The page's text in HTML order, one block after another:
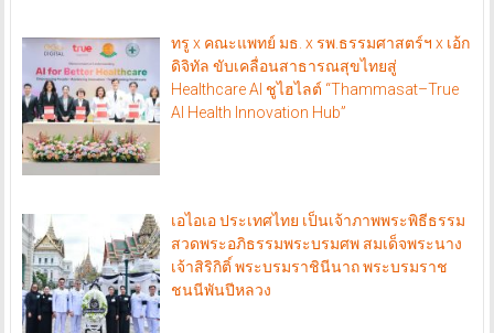
ทรู x คณะแพทย์ มธ. x รพ.ธรรมศาสตร์ฯ x เอ้ก
ดิจิทัล ขับเคลื่อนสาธารณสุขไทยสู่
Healthcare AI ชูไฮไลต์ “Thammasat–True
AI Health Innovation Hub”
เอไอเอ ประเทศไทย เป็นเจ้าภาพพระพิธีธรรม
สวดพระอภิธรรมพระบรมศพ สมเด็จพระนาง
เจ้าสิริกิติ์ พระบรมราชินีนาถ พระบรมราช
ชนนีพันปีหลวง